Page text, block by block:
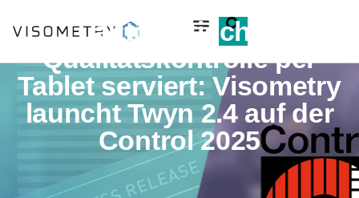
automatische
Qualitätskontrolle per
Tablet serviert: Visometry
launcht Twyn 2.4 auf der
Control 2025